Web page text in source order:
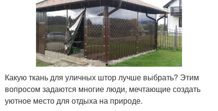
Какую ткань для уличных штор лучше выбрать? Этим
вопросом задаются многие люди, мечтающие создать
уютное место для отдыха на природе.